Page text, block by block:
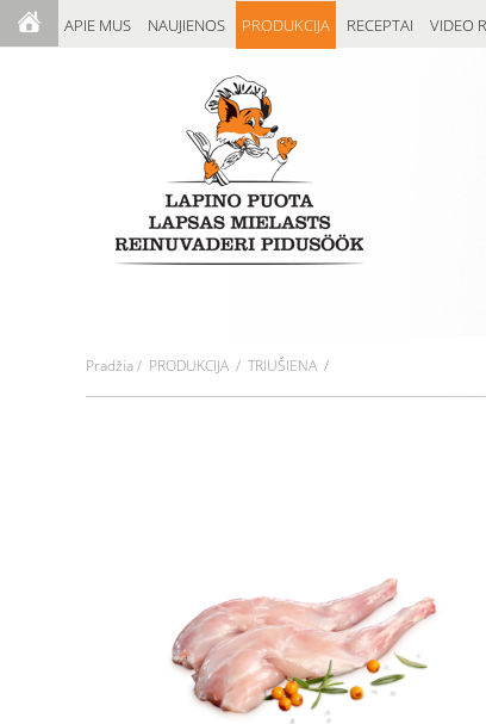
APIE MUS NAUJIENOS PRODUKCIJA RECEPTAI VIDEO
Pradžia/ PRODUKCIJA / TRIUŠIENA /